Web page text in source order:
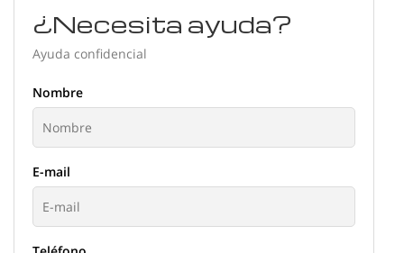
¿Necesita ayuda?
Ayuda confidencial
Nombre
E-mail